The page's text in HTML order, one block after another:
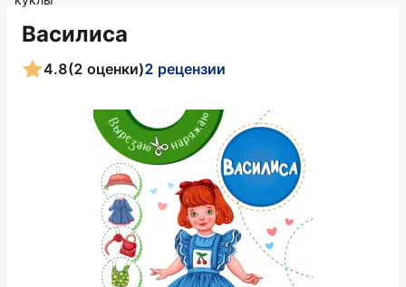
Василиса
4.8(2 оценки)2 рецензии